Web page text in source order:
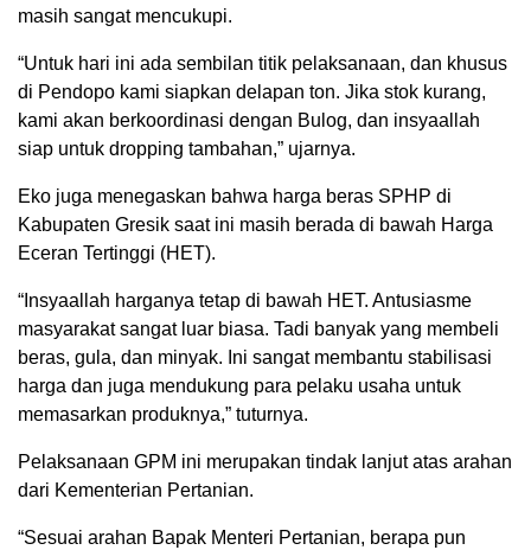
masih sangat mencukupi.
“Untuk hari ini ada sembilan titik pelaksanaan, dan khusus
di Pendopo kami siapkan delapan ton. Jika stok kurang,
kami akan berkoordinasi dengan Bulog, dan insyaallah
siap untuk dropping tambahan,” ujarnya.
Eko juga menegaskan bahwa harga beras SPHP di
Kabupaten Gresik saat ini masih berada di bawah Harga
Eceran Tertinggi (HET).
“Insyaallah harganya tetap di bawah HET. Antusiasme
masyarakat sangat luar biasa. Tadi banyak yang membeli
beras, gula, dan minyak. Ini sangat membantu stabilisasi
harga dan juga mendukung para pelaku usaha untuk
memasarkan produknya,” tuturnya.
Pelaksanaan GPM ini merupakan tindak lanjut atas arahan
dari Kementerian Pertanian.
“Sesuai arahan Bapak Menteri Pertanian, berapa pun